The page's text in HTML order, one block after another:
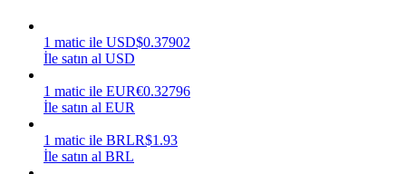
Kazan
1 matic ile USD$0.37902
İle satın al USD
1 matic ile EUR€0.32796
İle satın al EUR
1 matic ile BRLR$1.93
İle satın al BRL